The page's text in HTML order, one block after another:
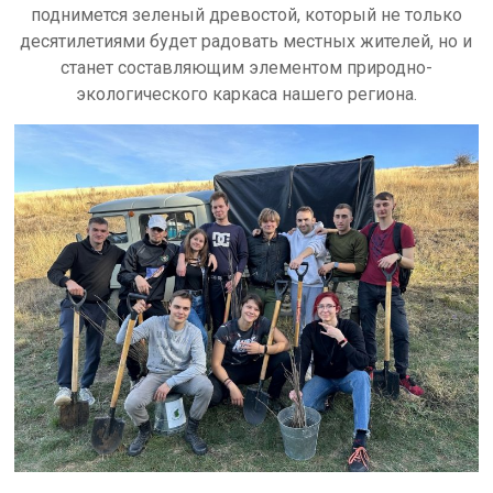
поднимется зеленый древостой, который не только
десятилетиями будет радовать местных жителей, но и
станет составляющим элементом природно-
экологического каркаса нашего региона.